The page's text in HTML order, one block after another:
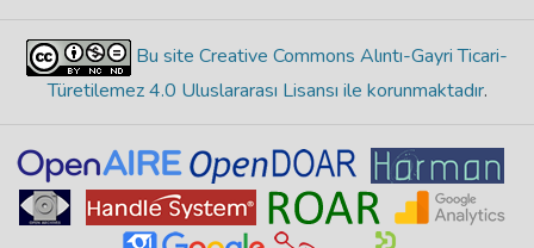
Bu site Creative Commons Alıntı-Gayri Ticari-
Türetilemez 4.0 Uluslararası Lisansı ile korunmaktadır.